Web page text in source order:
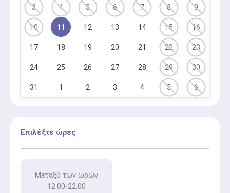
3 4 5 6 7 8 9
10 11 12 13 14 15 16
17 18 19 20 21 22 23
24 25 26 27 28 29 30
31 1 2 3 4 5 6
Επιλέξτε ώρες
Μεταξύ των ωρών
12:00-22:00